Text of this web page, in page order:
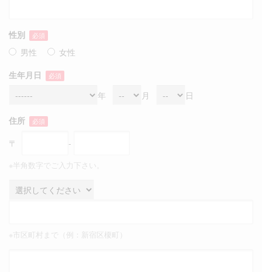
性別 必須
男性
女性
生年月日
必須
年 月 日
住所 必須
〒 -
※半角数字でご入力下さい。
※市区町村まで（例：新宿区榎町）